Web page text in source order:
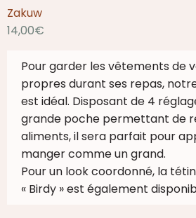
Zakuw
14,00€
Pour garder les vêtements de
propres durant ses repas,
est idéal. Disposant de 4
grande poche permettant de
aliments, il sera parfait pour
manger comme un grand.
Pour un look coordonné, la
« Birdy » est également